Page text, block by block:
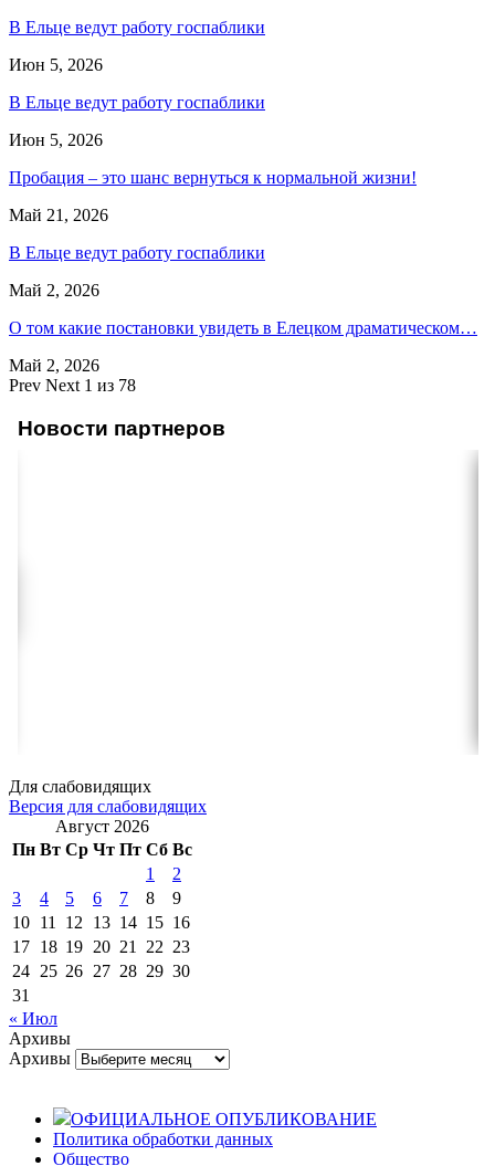
В Ельце ведут работу госпаблики
Июн 5, 2026
В Ельце ведут работу госпаблики
Июн 5, 2026
Пробация – это шанс вернуться к нормальной жизни!
Май 21, 2026
В Ельце ведут работу госпаблики
Май 2, 2026
О том какие постановки увидеть в Елецком драматическом…
Май 2, 2026
Prev Next 1 из 78
Новости партнеров
Для слабовидящих
Версия для слабовидящих
Август 2026
Пн Вт Ср Чт Пт Сб Вс
1
2
3
4 5 6 7 8
9
10 11 12 13 14 15 16
17 18 19 20 21 22 23
24 25 26 27 28 29 30
31
« Июл
Архивы
Архивы
ОФИЦИАЛЬНОЕ ОПУБЛИКОВАНИЕ
Политика обработки данных
Общество